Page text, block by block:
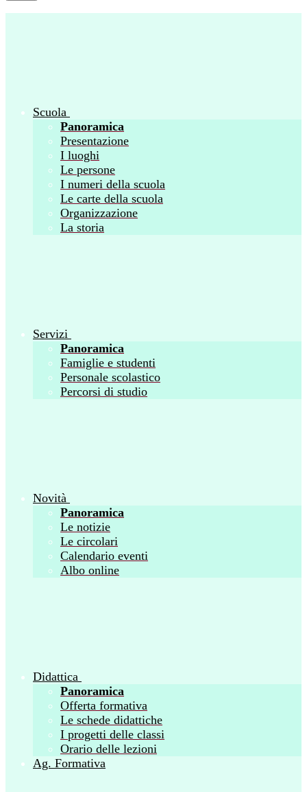
Scuola
Panoramica
Presentazione
I luoghi
Le persone
I numeri della scuola
Le carte della scuola
Organizzazione
La storia
Servizi
Panoramica
Famiglie e studenti
Personale scolastico
Percorsi di studio
Novità
Panoramica
Le notizie
Le circolari
Calendario eventi
Albo online
Didattica
Panoramica
Offerta formativa
Le schede didattiche
I progetti delle classi
Orario delle lezioni
Ag. Formativa